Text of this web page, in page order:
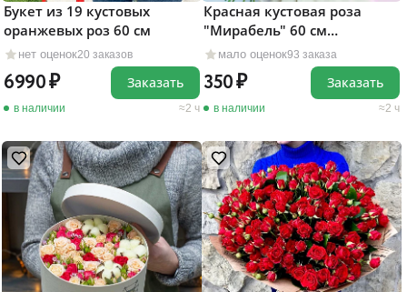
нет оценок20 заказов
Букет из 19 кустовых
оранжевых роз 60 см
6990
в наличии 2 ч
Заказать
мало оценок93 заказа
Красная кустовая роза
"Мирабель" 60 см
поштучно
350
в наличии 2 ч
Заказать